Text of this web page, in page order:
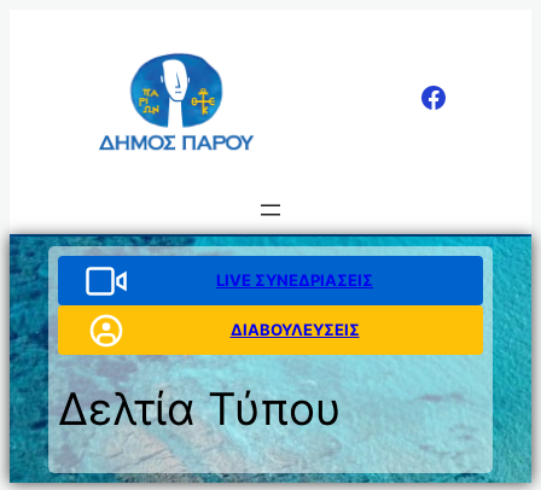
LIVE ΣΥΝΕΔΡΙΑΣΕΙΣ
ΔΙΑΒΟΥΛΕΥΣΕΙΣ
Δελτία Τύπου